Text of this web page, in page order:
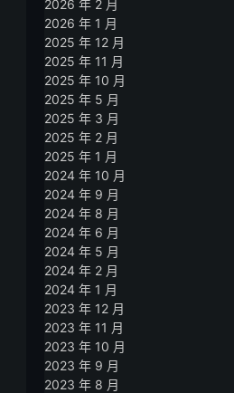
2026 年 2 月
2026 年 1 月
2025 年 12 月
2025 年 11 月
2025 年 10 月
2025 年 5 月
2025 年 3 月
2025 年 2 月
2025 年 1 月
2024 年 10 月
2024 年 9 月
2024 年 8 月
2024 年 6 月
2024 年 5 月
2024 年 2 月
2024 年 1 月
2023 年 12 月
2023 年 11 月
2023 年 10 月
2023 年 9 月
2023 年 8 月